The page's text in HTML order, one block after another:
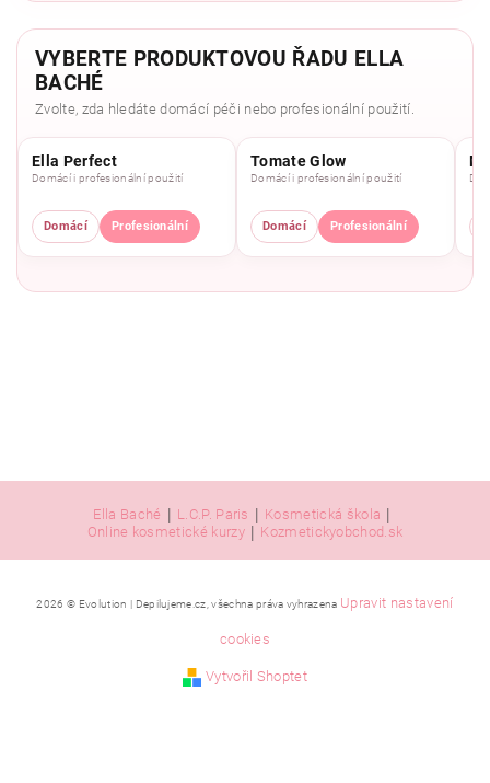
VYBERTE PRODUKTOVOU ŘADU ELLA
BACHÉ
Zvolte, zda hledáte domácí péči nebo profesionální použití.
Ella Perfect
Domácí i profesionální použití
Domácí Profesionální
Tomate Glow
Domácí i profesionální použití
Domácí Profesionální
Ella Baché | L.C.P. Paris | Kosmetická škola |
Online kosmetické kurzy | Kozmetickyobchod.sk
2026 © Evolution | Depilujeme.cz, všechna práva vyhrazena Upravit nastavení
cookies
Vytvořil Shoptet